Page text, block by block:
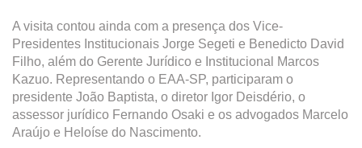
A visita contou ainda com a presença dos Vice-
Presidentes Institucionais Jorge Segeti e Benedicto David
Filho, além do Gerente Jurídico e Institucional Marcos
Kazuo. Representando o EAA-SP, participaram o
presidente João Baptista, o diretor Igor Deisdério, o
assessor jurídico Fernando Osaki e os advogados Marcelo
Araújo e Heloíse do Nascimento.